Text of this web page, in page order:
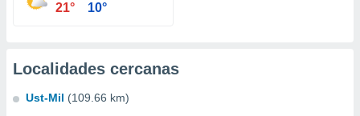
21° 10°
Localidades cercanas
Ust-Mil (109.66 km)